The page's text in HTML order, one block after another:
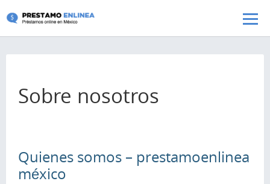
Pasar al contenido principal
Sobre nosotros
Quienes somos – prestamoenlinea
méxico